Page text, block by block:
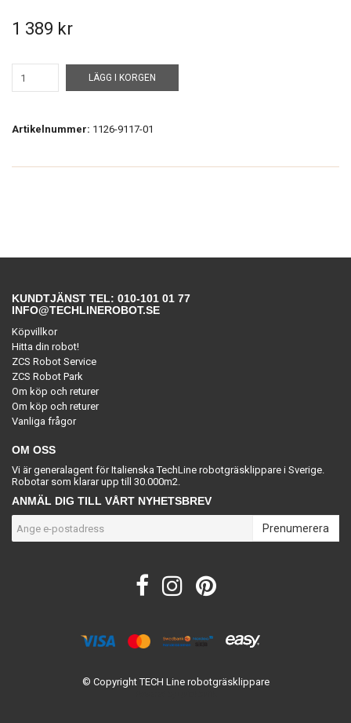
1 389 kr
LÄGG I KORGEN
Artikelnummer: 1126-9117-01
KUNDTJÄNST TEL: 010-101 01 77
INFO@TECHLINEROBOT.SE
Köpvillkor
Hitta din robot!
ZCS Robot Service
ZCS Robot Park
Om köp och returer
Om köp och returer
Vanliga frågor
OM OSS
Vi är generalagent för Italienska TechLine robotgräsklippare i Sverige.
Robotar som klarar upp till 30.000m2.
ANMÄL DIG TILL VÅRT NYHETSBREV
Prenumerera
© Copyright TECH Line robotgräsklippare